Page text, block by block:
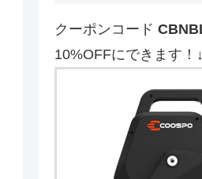
クーポンコード
10%OFFにできます！